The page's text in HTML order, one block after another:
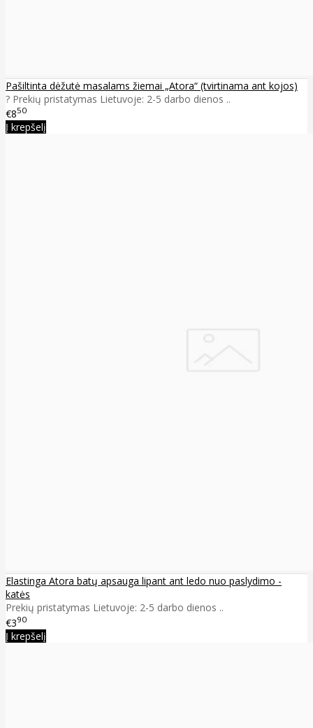
Pašiltinta dėžutė masalams žiemai „Atora“ (tvirtinama ant kojos)
? Prekių pristatymas Lietuvoje: 2-5 darbo dienos ..
€850
Į krepšelį
Elastinga Atora batų apsauga lipant ant ledo nuo paslydimo -
katės
Prekių pristatymas Lietuvoje: 2-5 darbo dienos ..
€390
Į krepšelį